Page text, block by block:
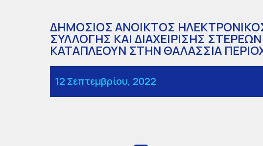
ΔΗΜΟΣΙΟΣ ΑΝΟΙΚΤΟΣ
ΣΥΛΛΟΓΗΣ ΚΑΙ ΔΙΑΧΕΙΡΙΣΗΣ
ΚΑΤΑΠΛΕΟΥΝ ΣΤΗΝ ΘΑΛΑΣΣΙΑ
12 Σεπτεμβρίου, 2022